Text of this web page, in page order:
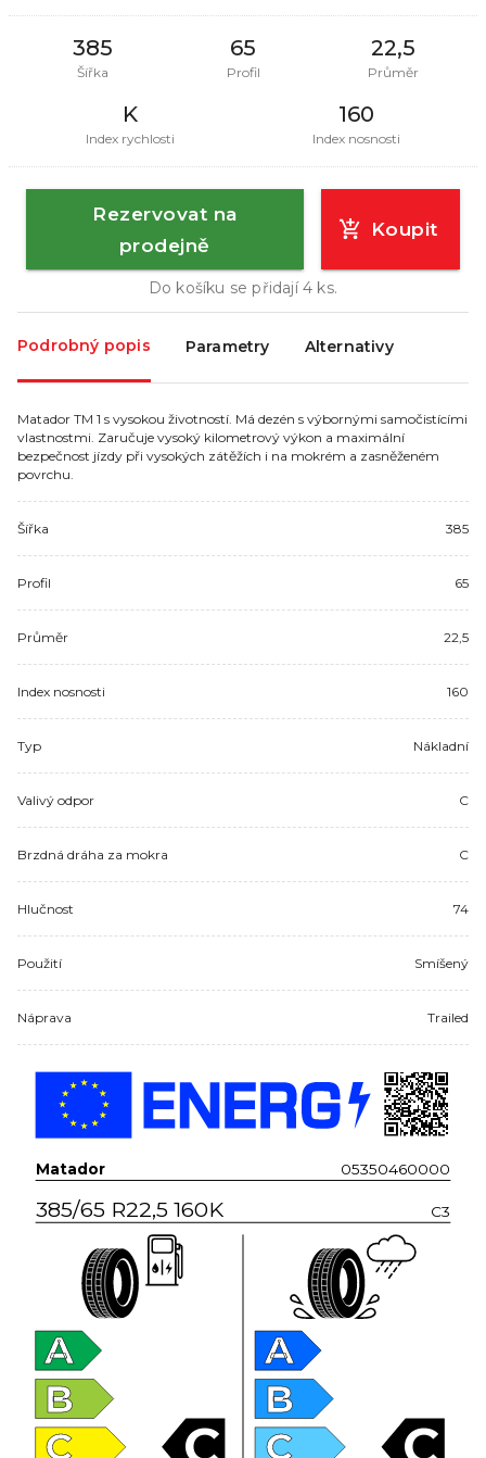
385
Šířka
65
Profil
22,5
Průměr
K
Index rychlosti
160
Index nosnosti
Rezervovat na
prodejně
Koupit
Do košíku se přidají4 ks.
Podrobný popis Parametry Alternativy
Matador TM 1 s vysokou životností. Má dezén s výbornými samočistícími
vlastnostmi. Zaručuje vysoký kilometrový výkon a maximální
bezpečnost jízdy při vysokých zátěžích i na mokrém a zasněženém
povrchu.
Šířka 385
Profil 65
Průměr 22,5
Index nosnosti 160
Typ Nákladní
Valivý odpor C
Brzdná dráha za mokra C
Hlučnost 74
Použití Smíšený
Náprava Trailed
Matador 05350460000
385/65 R22,5 160K C3
A
B
C
A
B
C